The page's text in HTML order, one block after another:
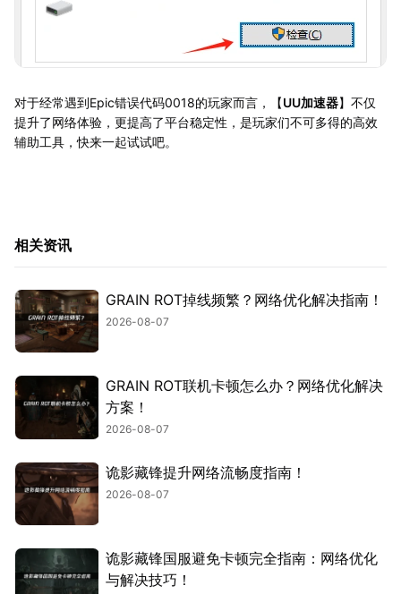
对于经常遇到Epic错误代码0018的玩家而言，【UU加速器】不仅
提升了网络体验，更提高了平台稳定性，是玩家们不可多得的高效
辅助工具，快来一起试试吧。
相关资讯
GRAIN ROT掉线频繁？网络优化解决指南！
2026-08-07
GRAIN ROT联机卡顿怎么办？网络优化解决
方案！
2026-08-07
诡影藏锋提升网络流畅度指南！
2026-08-07
诡影藏锋国服避免卡顿完全指南：网络优化
与解决技巧！